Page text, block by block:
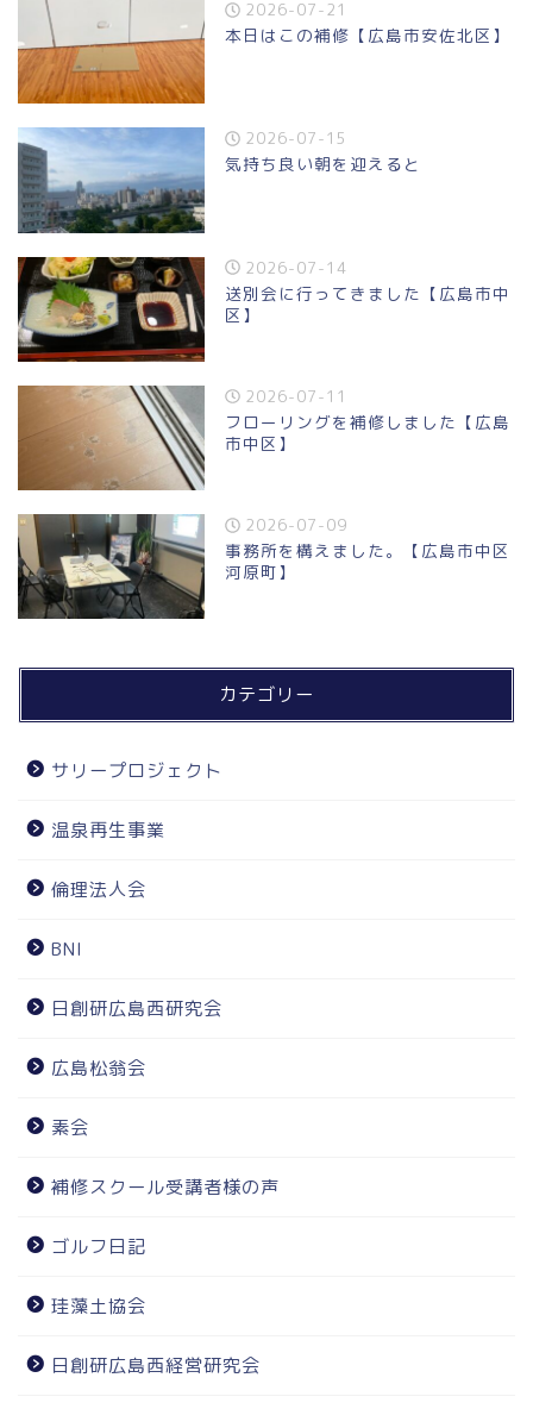
2026-07-21
本日はこの補修【広島市安佐北区】
2026-07-15
気持ち良い朝を迎えると
2026-07-14
送別会に行ってきました【広島市中
区】
2026-07-11
フローリングを補修しました【広島
市中区】
2026-07-09
事務所を構えました。【広島市中区
河原町】
カテゴリー
サリープロジェクト
温泉再生事業
倫理法人会
BNI
日創研広島西研究会
広島松翁会
素会
補修スクール受講者様の声
ゴルフ日記
珪藻土協会
日創研広島西経営研究会